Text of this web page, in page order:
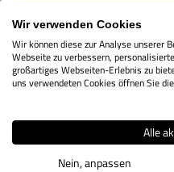
Analoge Schieblehre zum
An der Schieblehre kann ein
Wir verwenden Cookies
Wir können diese zur Analyse unserer
Webseite zu verbessern,
großartiges Webseiten-Erlebnis zu
uns verwendeten Cookies öffnen Sie
Alle
Nein, anpassen